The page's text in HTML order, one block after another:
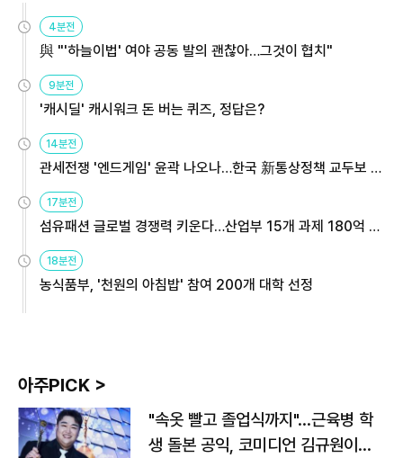
4분전
與 "'하늘이법' 여야 공동 발의 괜찮아…그것이 협치"
9분전
'캐시딜' 캐시워크 돈 버는 퀴즈, 정답은?
14분전
관세전쟁 '엔드게임' 윤곽 나오나…한국 新통상정책 교두보 활
17분전
섬유패션 글로벌 경쟁력 키운다…산업부 15개 과제 180억 지
18분전
농식품부, '천원의 아침밥' 참여 200개 대학 선정
아주PICK >
"속옷 빨고 졸업식까지"…근육병 학
생 돌본 공익, 코미디언 김규원이었